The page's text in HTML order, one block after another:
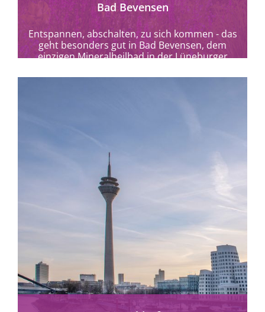
Bad Bevensen
Entspannen, abschalten, zu sich kommen - das
geht besonders gut in Bad Bevensen, dem
einzigen Mineralheilbad in der Lüneburger
mehr erfahren